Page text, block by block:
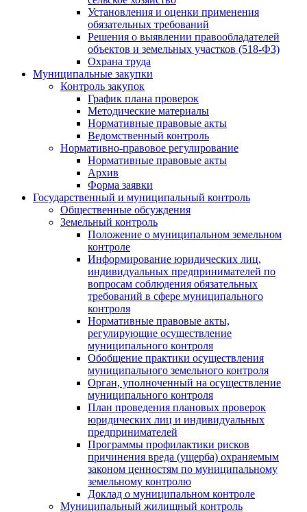
Установления и оценки применения
обязательных требований
Решения о выявлении правообладателей
объектов и земельных участков (518-ФЗ)
Охрана труда
Муниципальные закупки
Контроль закупок
График плана проверок
Методические материалы
Нормативные правовые акты
Ведомственный контроль
Нормативно-правовое регулирование
Нормативные правовые акты
Архив
Форма заявки
Государственный и муниципальный контроль
Общественные обсуждения
Земельный контроль
Положение о муниципальном земельном
контроле
Информирование юридических лиц,
индивидуальных предпринимателей по
вопросам соблюдения обязательных
требований в сфере муниципального
контроля
Нормативные правовые акты,
регулирующие осуществление
муниципального контроля
Обобщение практики осуществления
муниципального земельного контроля
Орган, уполноченный на осуществление
муниципального контроля
План проведения плановых проверок
юридических лиц и индивидуальных
предпринимателей
Программы профилактики рисков
причинения вреда (ущерба) охраняемым
законом ценностям по муниципальному
земельному контролю
Доклад о муниципальном контроле
Муниципальный жилищный контроль